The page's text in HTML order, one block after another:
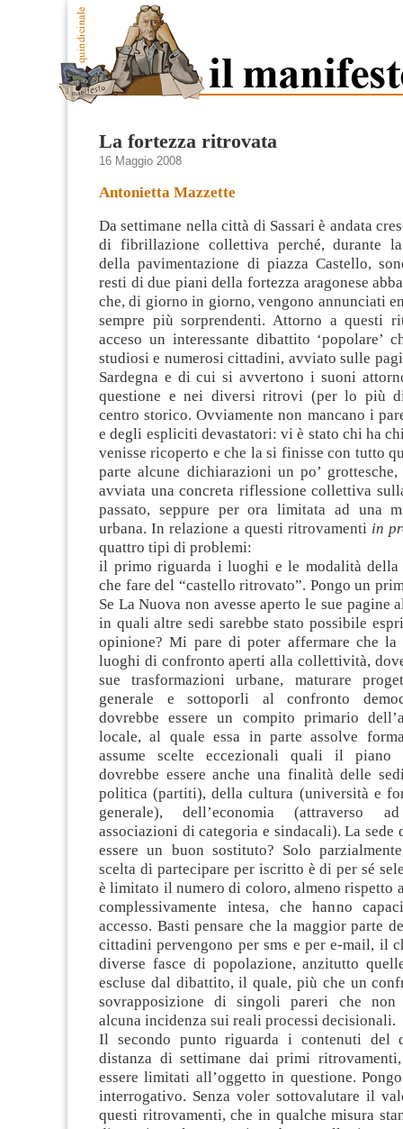
La fortezza ritrovata
16 Maggio 2008
Antonietta Mazzette
Da settimane nella città di Sassari è andata
di fibrillazione collettiva perché, durante la
della pavimentazione di piazza Castello,
resti di due piani della fortezza aragonese
che, di giorno in giorno, vengono annunciati
sempre più sorprendenti. Attorno a questi
acceso un interessante dibattito ‘popolare’
studiosi e numerosi cittadini, avviato sulle
Sardegna e di cui si avvertono i suoni
questione e nei diversi ritrovi (per lo più
centro storico. Ovviamente non mancano i
e degli espliciti devastatori: vi è stato chi ha
venisse ricoperto e che la si finisse con tutto
parte alcune dichiarazioni un po’
avviata una concreta riflessione collettiva
passato, seppure per ora limitata ad una
urbana. In relazione a questi ritrovamenti in
quattro tipi di problemi:
il primo riguarda i luoghi e le modalità della
che fare del “castello ritrovato”. Pongo un
Se La Nuova non avesse aperto le sue pagine
in quali altre sedi sarebbe stato possibile
opinione? Mi pare di poter affermare che
luoghi di confronto aperti alla collettività,
sue trasformazioni urbane, maturare
generale e sottoporli al confronto
dovrebbe essere un compito primario
locale, al quale essa in parte assolve
assume scelte eccezionali quali il piano
dovrebbe essere anche una finalità delle
politica (partiti), della cultura (università e
generale), dell’economia (attraverso
associazioni di categoria e sindacali). La sede
essere un buon sostituto? Solo
scelta di partecipare per iscritto è di per sé
è limitato il numero di coloro, almeno rispetto
complessivamente intesa, che hanno
accesso. Basti pensare che la maggior parte
cittadini pervengono per sms e per e-mail, il
diverse fasce di popolazione, anzitutto
escluse dal dibattito, il quale, più che un
sovrapposizione di singoli pareri che non
alcuna incidenza sui reali processi decisionali.
Il secondo punto riguarda i contenuti del
distanza di settimane dai primi
essere limitati all’oggetto in questione.
interrogativo. Senza voler sottovalutare il
questi ritrovamenti, che in qualche misura